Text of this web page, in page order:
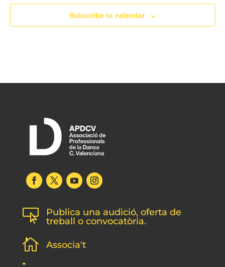
Subscribe to calendar

Publica una audició, oferta de
treball o convocatòria.
 Associa't